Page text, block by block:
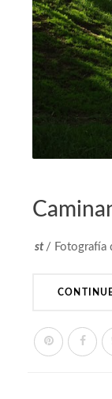
st / Fotografía